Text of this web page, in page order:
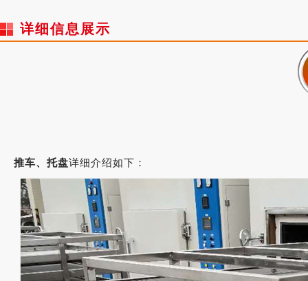
详细信息展示
推车、托盘详细介绍如下：